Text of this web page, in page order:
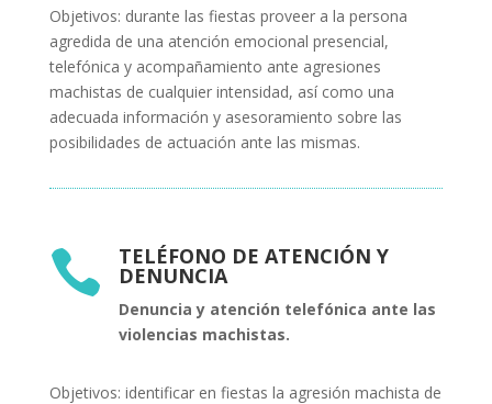
Objetivos: durante las fiestas proveer a la persona
agredida de una atención emocional presencial,
telefónica y acompañamiento ante agresiones
machistas de cualquier intensidad, así como una
adecuada información y asesoramiento sobre las
posibilidades de actuación ante las mismas.
 TELÉFONO DE ATENCIÓN Y
DENUNCIA
Denuncia y atención telefónica ante las
violencias machistas.
Objetivos: identificar en fiestas la agresión machista de